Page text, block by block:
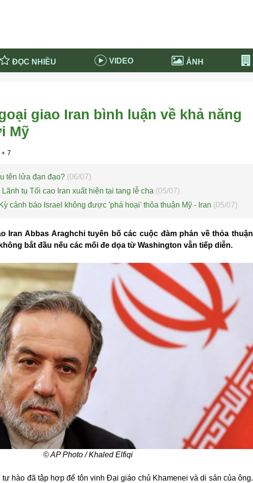
ĐỌC NHIỀU VIDEO ẢNH
nước Nga NABU EDUCATION
nước Nga
giao Iran bình luận về khả năng
Mỹ
+ 7
tên lửa đạn đạo? (06/07)
tụ Tối cao Iran xuất hiện tại tang lễ cha (05/07)
cảnh báo Israel không được 'phá hoại' thỏa thuận Mỹ - Iran (05/07)
Iran Abbas Araghchi tuyên bố các cuộc đàm phán về thỏa thuận
bắt đầu nếu các mối đe dọa từ Washington vẫn tiếp diễn.
© AP Photo / Khaled Elfiqi
hào đã tập hợp để tôn vinh Đại giáo chủ Khamenei và di sản của ông.